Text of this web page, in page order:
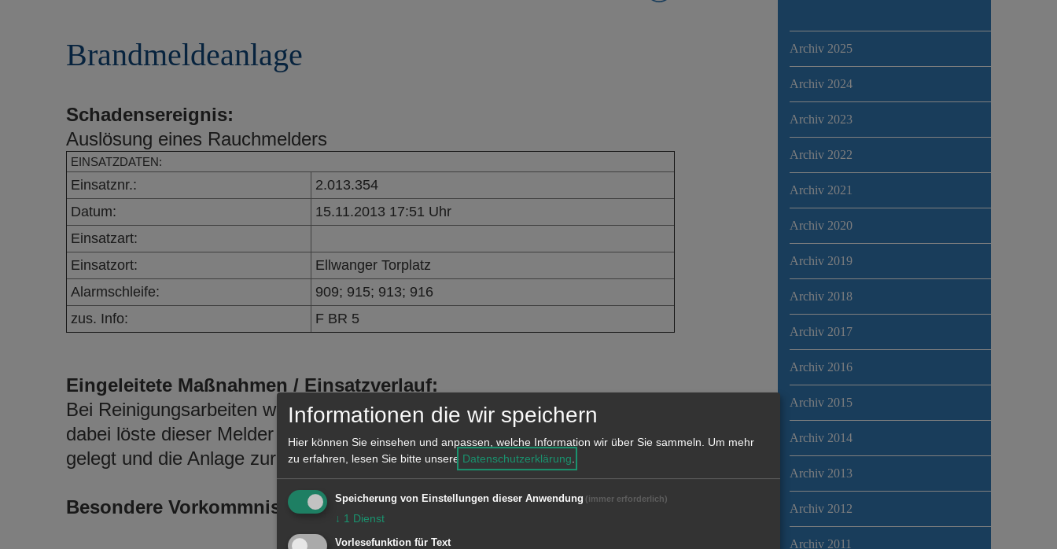
Brandmeldeanlage
Schadensereignis:
Auslösung eines Rauchmelders
EINSATZDATEN:
Einsatznr.:
2.013.354
Datum:
15.11.2013 17:51 Uhr
Einsatzart:
Einsatzort:
Ellwanger Torplatz
Alarmschleife:
909; 915; 913; 916
zus. Info:
F BR 5
Eingeleitete Maßnahmen / Einsatzverlauf:
Bei Reinigungsarbeiten wurde ein Rauchmelder unter Wasser gesetzt,
dabei löste dieser Melder einen Alarm aus. Der Melder wurde trocken
gelegt und die Anlage zurückgestellt.
Besondere Vorkommnisse:
Archiv 2025
Archiv 2024
Archiv 2023
Archiv 2022
Archiv 2021
Archiv 2020
Archiv 2019
Archiv 2018
Archiv 2017
Archiv 2016
Archiv 2015
Archiv 2014
Archiv 2013
Archiv 2012
Archiv 2011
Informationen die wir speichern
Hier können Sie einsehen und anpassen, welche Information wir über Sie sammeln. Um mehr
zu erfahren, lesen Sie bitte unsere Datenschutzerklärung.
Speicherung von Einstellungen dieser Anwendung (immer erforderlich)
↓ 1 Dienst
Vorlesefunktion für Text